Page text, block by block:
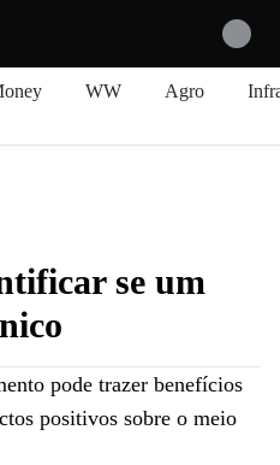
WW Agro
se um
pode trazer benefícios
positivos sobre o meio